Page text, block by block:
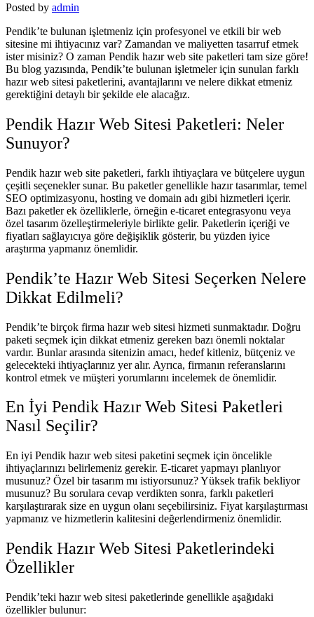
Posted by admin
Pendik’te bulunan işletmeniz için profesyonel ve etkili bir web
sitesine mi ihtiyacınız var? Zamandan ve maliyetten tasarruf etmek
ister misiniz? O zaman Pendik hazır web site paketleri tam size göre!
Bu blog yazısında, Pendik’te bulunan işletmeler için sunulan farklı
hazır web sitesi paketlerini, avantajlarını ve nelere dikkat etmeniz
gerektiğini detaylı bir şekilde ele alacağız.
Pendik Hazır Web Sitesi Paketleri: Neler
Sunuyor?
Pendik hazır web site paketleri, farklı ihtiyaçlara ve bütçelere uygun
çeşitli seçenekler sunar. Bu paketler genellikle hazır tasarımlar, temel
SEO optimizasyonu, hosting ve domain adı gibi hizmetleri içerir.
Bazı paketler ek özelliklerle, örneğin e-ticaret entegrasyonu veya
özel tasarım özelleştirmeleriyle birlikte gelir. Paketlerin içeriği ve
fiyatları sağlayıcıya göre değişiklik gösterir, bu yüzden iyice
araştırma yapmanız önemlidir.
Pendik’te Hazır Web Sitesi Seçerken Nelere
Dikkat Edilmeli?
Pendik’te birçok firma hazır web sitesi hizmeti sunmaktadır. Doğru
paketi seçmek için dikkat etmeniz gereken bazı önemli noktalar
vardır. Bunlar arasında sitenizin amacı, hedef kitleniz, bütçeniz ve
gelecekteki ihtiyaçlarınız yer alır. Ayrıca, firmanın referanslarını
kontrol etmek ve müşteri yorumlarını incelemek de önemlidir.
En İyi Pendik Hazır Web Sitesi Paketleri
Nasıl Seçilir?
En iyi Pendik hazır web sitesi paketini seçmek için öncelikle
ihtiyaçlarınızı belirlemeniz gerekir. E-ticaret yapmayı planlıyor
musunuz? Özel bir tasarım mı istiyorsunuz? Yüksek trafik bekliyor
musunuz? Bu sorulara cevap verdikten sonra, farklı paketleri
karşılaştırarak size en uygun olanı seçebilirsiniz. Fiyat karşılaştırması
yapmanız ve hizmetlerin kalitesini değerlendirmeniz önemlidir.
Pendik Hazır Web Sitesi Paketlerindeki
Özellikler
Pendik’teki hazır web sitesi paketlerinde genellikle aşağıdaki
özellikler bulunur: